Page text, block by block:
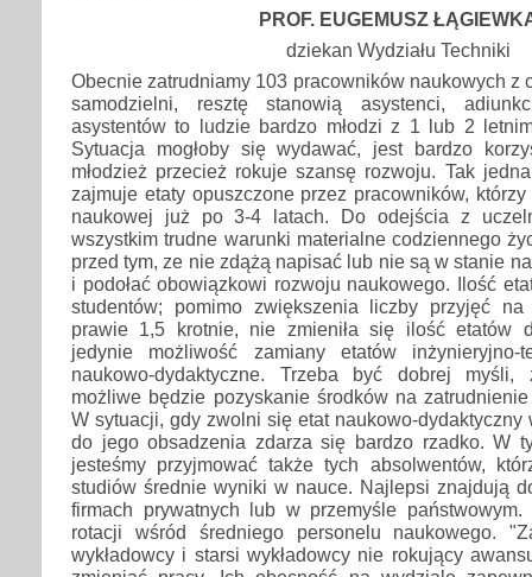
PROF. EUGEMUSZ
dziekan Wydziału Techniki
Obecnie zatrudniamy 103 pracowników naukowych z
samodzielni, resztę stanowią asystenci,
asystentów to ludzie bardzo młodzi z 1 lub 2
Sytuacja mogłoby się wydawać, jest bardzo
młodzież przecież rokuje szansę rozwoju. Tak
zajmuje etaty opuszczone przez pracowników,
naukowej już po 3-4 latach. Do odejścia z
wszystkim trudne warunki materialne codziennego
przed tym, ze nie zdążą napisać lub nie są w stanie
i podołać obowiązkowi rozwoju naukowego. Ilość
studentów; pomimo zwiększenia liczby przyjęć
prawie 1,5 krotnie, nie zmieniła się ilość etatów
jedynie możliwość zamiany etatów inżynieryjno-
naukowo-dydaktyczne. Trzeba być dobrej myśli,
możliwe będzie pozyskanie środków na
W sytuacji, gdy zwolni się etat naukowo-dydaktyczny
do jego obsadzenia zdarza się bardzo rzadko. W
jesteśmy przyjmować także tych absolwentów,
studiów średnie wyniki w nauce. Najlepsi znajdują
firmach prywatnych lub w przemyśle
rotacji wśród średniego personelu naukowego.
wykładowcy i starsi wykładowcy nie rokujący